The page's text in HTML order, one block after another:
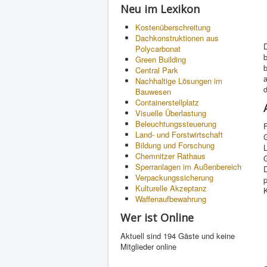
Neu im Lexikon
Kostenüberschreitung
Dachkonstruktionen aus
Polycarbonat
Green Building
Central Park
Nachhaltige Lösungen im
Bauwesen
Containerstellplatz
Visuelle Überlastung
Beleuchtungssteuerung
Land- und Forstwirtschaft
Bildung und Forschung
Chemnitzer Rathaus
Sperranlagen im Außenbereich
Verpackungssicherung
Kulturelle Akzeptanz
Waffenaufbewahrung
Wer ist Online
Aktuell sind 194 Gäste und keine
Mitglieder online